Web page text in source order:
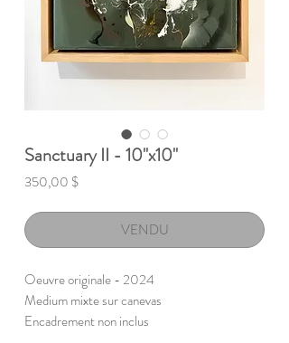
Sanctuary II - 10"x10"
350,00 $Prix
VENDU
Oeuvre originale - 2024
Medium mixte sur canevas
Encadrement non inclus